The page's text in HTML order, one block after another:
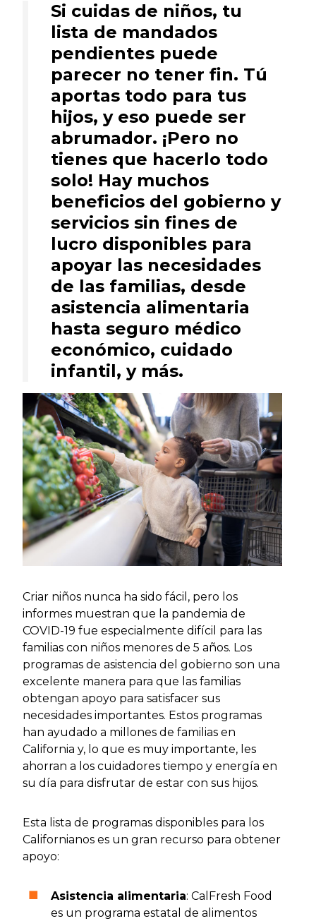
Si cuidas de niños, tu
lista de mandados
pendientes puede
parecer no tener fin. Tú
aportas todo para tus
hijos, y eso puede ser
abrumador. ¡Pero no
tienes que hacerlo todo
solo! Hay muchos
beneficios del gobierno y
servicios sin fines de
lucro disponibles para
apoyar las necesidades
de las familias, desde
asistencia alimentaria
hasta seguro médico
económico, cuidado
infantil, y más.
Criar niños nunca ha sido fácil, pero los
informes muestran que la pandemia de
COVID-19 fue especialmente difícil para las
familias con niños menores de 5 años. Los
programas de asistencia del gobierno son una
excelente manera para que las familias
obtengan apoyo para satisfacer sus
necesidades importantes. Estos programas
han ayudado a millones de familias en
California y, lo que es muy importante, les
ahorran a los cuidadores tiempo y energía en
su día para disfrutar de estar con sus hijos.
Esta lista de programas disponibles para los
Californianos es un gran recurso para obtener
apoyo:
Asistencia alimentaria: CalFresh Food
es un programa estatal de alimentos